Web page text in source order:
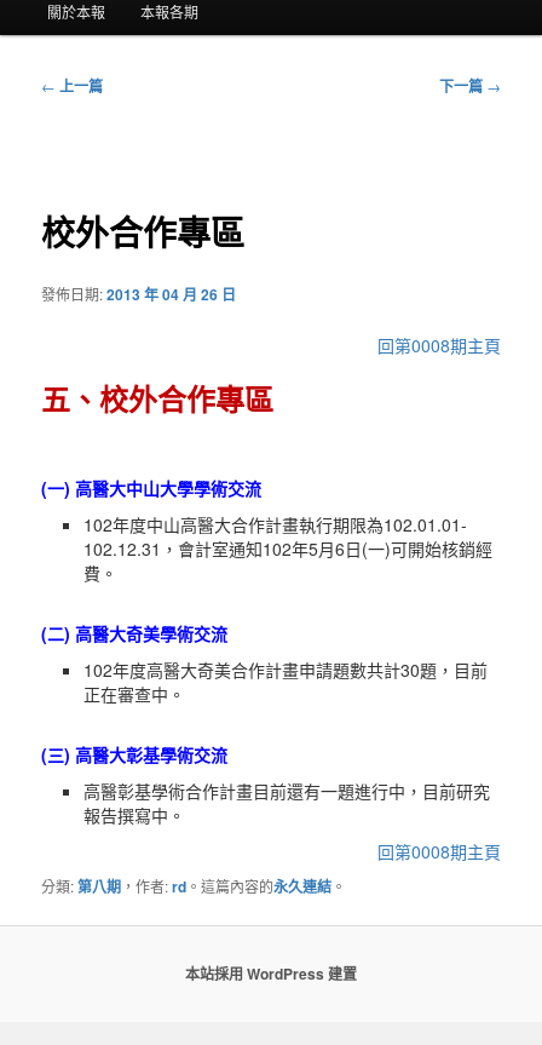
單 關於本報 本報各期
覽
← 上一篇 下一篇 →
校外合作專區
發佈日期:2013 年 04 月 26 日
回第0008期主頁
五、校外合作專區
(一) 高醫大中山大學學術交流
102年度中山高醫大合作計畫執行期限為102.01.01-
102.12.31，會計室通知102年5月6日(一)可開始核銷經
費。
(二) 高醫大奇美學術交流
102年度高醫大奇美合作計畫申請題數共計30題，目前
正在審查中。
(三) 高醫大彰基學術交流
高醫彰基學術合作計畫目前還有一題進行中，目前研究
報告撰寫中。
回第0008期主頁
分類:第八期 ，作者:rd 。這篇內容的永久連結 。
本站採用 WordPress 建置